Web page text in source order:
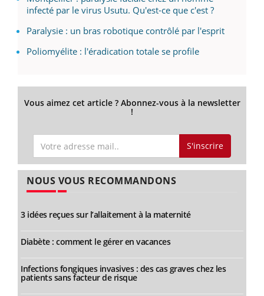
infecté par le virus Usutu. Qu'est-ce que c'est ?
Paralysie : un bras robotique contrôlé par l'esprit
Poliomyélite : l'éradication totale se profile
Vous aimez cet article ? Abonnez-vous à la newsletter
!
S'inscrire
NOUS VOUS RECOMMANDONS
3 idées reçues sur l’allaitement à la maternité
Diabète : comment le gérer en vacances
Infections fongiques invasives : des cas graves chez les
patients sans facteur de risque